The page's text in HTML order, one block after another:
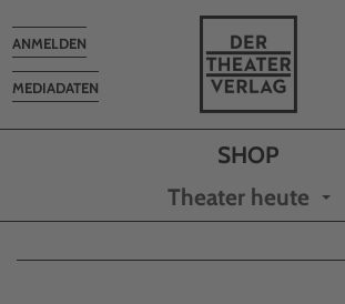
MEDIADATEN
Toggle
navigation
ANMELDEN
Theater heute